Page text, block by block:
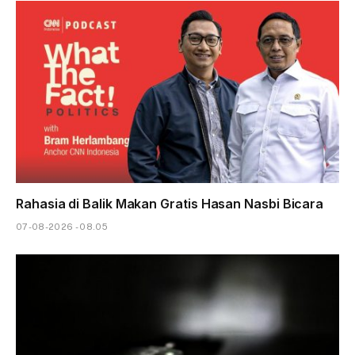
Rahasia di Balik Makan Gratis Hasan Nasbi Bicara
07-08-2026 - 08.05